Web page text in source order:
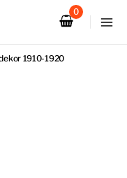
1910-1920